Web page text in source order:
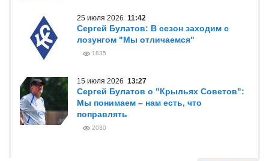
25 июля 2026 11:42
Сергей Булатов: В сезон заходим с
лозунгом "Мы отличаемся"
1835
15 июля 2026 13:27
Сергей Булатов о "Крыльях Советов":
Мы понимаем – нам есть, что
поправлять
2030